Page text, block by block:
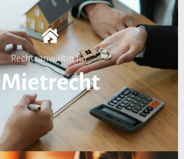
Rechtsanwältin für:
Mietrecht